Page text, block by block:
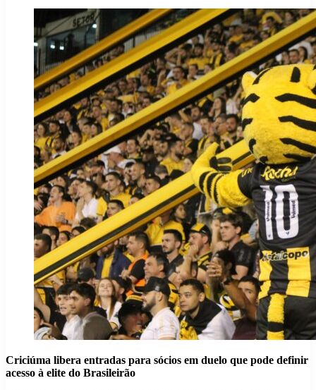
Criciúma libera entradas para sócios em duelo que pode definir
acesso à elite do Brasileirão